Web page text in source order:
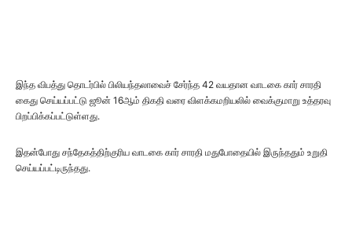
இந்த விபத்து தொடர்பில் பிலியந்தலாவைச் சேர்ந்த 42 வயதான வாடகை கார் சாரதி
கைது செய்யப்பட்டு ஜூன் 16ஆம் திகதி வரை விளக்கமறியலில் வைக்குமாறு உத்தரவு
பிறப்பிக்கப்பட்டுள்ளது.
இதன்போது சந்தேகத்திற்குரிய வாடகை கார் சாரதி மதுபோதையில் இருந்ததும் உறுதி
செய்யப்பட்டிருந்தது.